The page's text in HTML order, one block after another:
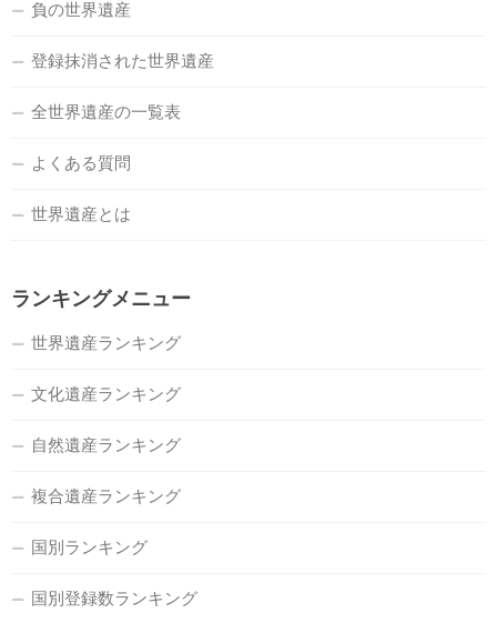
負の世界遺産
登録抹消された世界遺産
全世界遺産の一覧表
よくある質問
世界遺産とは
ランキングメニュー
世界遺産ランキング
文化遺産ランキング
自然遺産ランキング
複合遺産ランキング
国別ランキング
国別登録数ランキング